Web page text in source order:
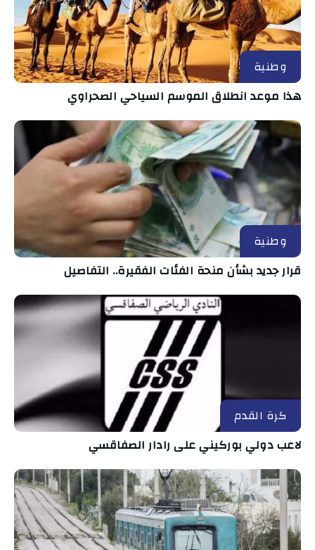
وطنية
هذا موعد انطلاق الموسم السياحي الصحراوي
وطنية
قرار جديد بشأن منحة الفئات الفقيرة.. التفاصيل
كرة القدم
لاعب دولي بوركيني على رادار الصفاقسي